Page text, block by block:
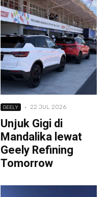
GEELY · 22 JUL 2026
Unjuk Gigi di
Mandalika lewat
Geely Refining
Tomorrow